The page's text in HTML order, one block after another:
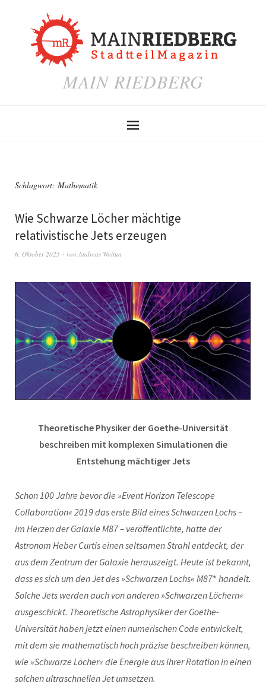
MAIN RIEDBERG
Schlagwort: Mathematik
Wie Schwarze Löcher mächtige
relativistische Jets erzeugen
6. Oktober 2025 von Andreas Woitun
Theoretische Physiker der Goethe-Universität
beschreiben mit komplexen Simulationen die
Entstehung mächtiger Jets
Schon 100 Jahre bevor die »Event Horizon Telescope
Collaboration« 2019 das erste Bild eines Schwarzen Lochs –
im Herzen der Galaxie M87 – veröffentlichte, hatte der
Astronom Heber Curtis einen seltsamen Strahl entdeckt, der
aus dem Zentrum der Galaxie herauszeigt. Heute ist bekannt,
dass es sich um den Jet des »Schwarzen Lochs« M87* handelt.
Solche Jets werden auch von anderen »Schwarzen Löchern«
ausgeschickt. Theoretische Astrophysiker der Goethe-
Universität haben jetzt einen numerischen Code entwickelt,
mit dem sie mathematisch hoch präzise beschreiben können,
wie »Schwarze Löcher« die Energie aus ihrer Rotation in einen
solchen ultraschnellen Jet umsetzen.